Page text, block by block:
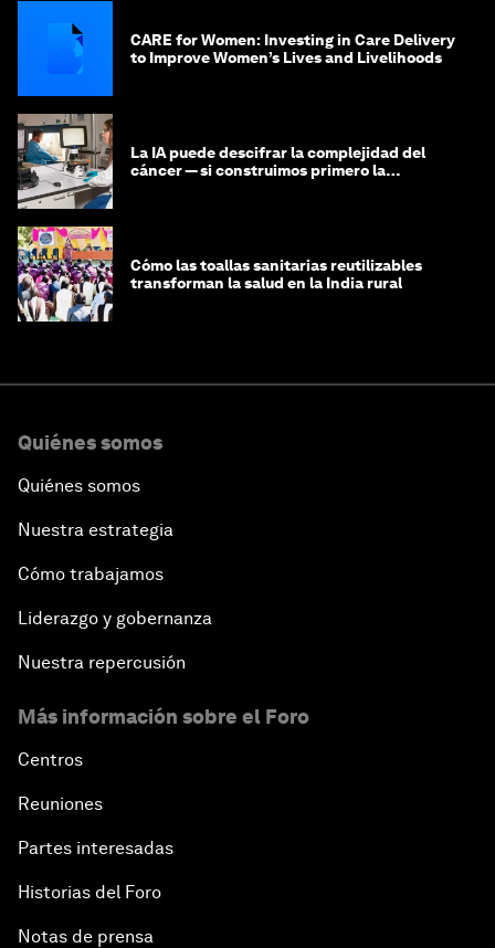
CARE for Women: Investing in Care Delivery
to Improve Women’s Lives and Livelihoods
La IA puede descifrar la complejidad del
cáncer — si construimos primero la
Cómo las toallas sanitarias reutilizables
transforman la salud en la India rural
Quiénes somos
Quiénes somos
Nuestra estrategia
Cómo trabajamos
Liderazgo y gobernanza
Nuestra repercusión
Más información sobre el Foro
Centros
Reuniones
Partes interesadas
Historias del Foro
Notas de prensa